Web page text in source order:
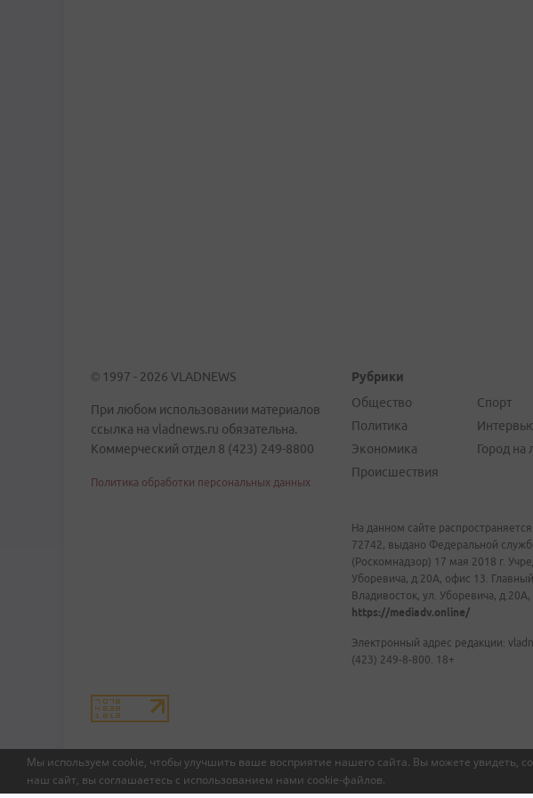
Мы используем cookie, чтобы улучшить ваше восприятие нашего сайта. Вы можете увидеть,
наш сайт, вы соглашаетесь с использованием нами cookie-файлов.
© 1997 - 2026 VLADNEWS
При любом использовании материалов
ссылка на vladnews.ru обязательна.
Коммерческий отдел 8 (423) 249-8800
Политика обработки персональных данных
Рубрики
Общество
Политика
Экономика
Происшествия
Спорт
Город на
На данном сайте
72742, выдано Федеральной
(Роскомнадзор) 17 мая 2018 г.
Уборевича, д.20А, офис 13.
Владивосток, ул. Уборевича,
https://mediadv.online/
Электронный адрес редакции:
(423) 249-8-800. 18+